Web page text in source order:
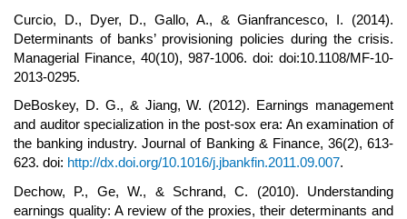
Curcio, D., Dyer, D., Gallo, A., & Gianfrancesco, I. (2014).
Determinants of banks’ provisioning policies during the crisis.
Managerial Finance, 40(10), 987-1006. doi: doi:10.1108/MF-10-
2013-0295.
DeBoskey, D. G., & Jiang, W. (2012). Earnings management
and auditor specialization in the post-sox era: An examination of
the banking industry. Journal of Banking & Finance, 36(2), 613-
623. doi: http://dx.doi.org/10.1016/j.jbankfin.2011.09.007.
Dechow, P., Ge, W., & Schrand, C. (2010). Understanding
earnings quality: A review of the proxies, their determinants and